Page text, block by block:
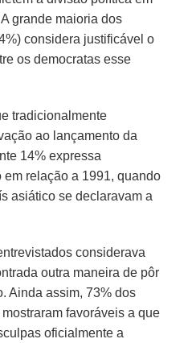
grande maioria dos
considera justificável o
os democratas esse
tradicionalmente
ao lançamento da
14% expressa
relação a 1991, quando
asiático se declaravam a
considerava
outra maneira de pôr
Ainda assim, 73% dos
favoráveis a que
oficialmente a